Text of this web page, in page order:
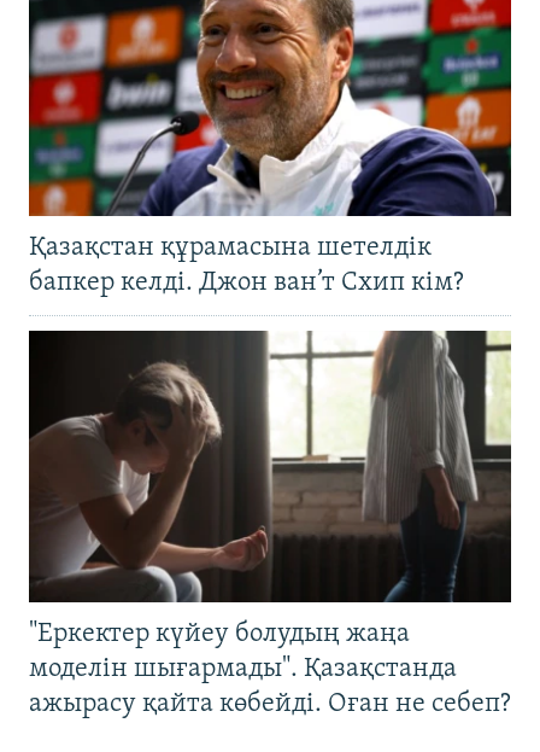
Қазақстан құрамасына шетелдік
бапкер келді. Джон ван’т Схип кім?
"Еркектер күйеу болудың жаңа
моделін шығармады". Қазақстанда
ажырасу қайта көбейді. Оған не себеп?